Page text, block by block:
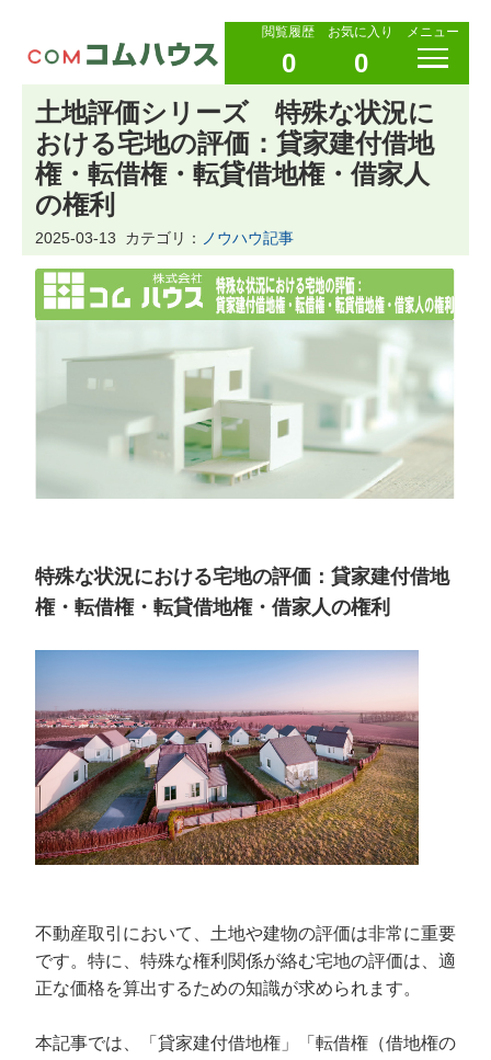
閲覧履歴
0
お気に入り
0
メニュー
土地評価シリーズ 特殊な状況に
おける宅地の評価：貸家建付借地
権・転借権・転貸借地権・借家人
の権利
2025-03-13 カテゴリ： ノウハウ記事
特殊な状況における宅地の評価：貸家建付借地
権・転借権・転貸借地権・借家人の権利
不動産取引において、土地や建物の評価は非常に重要
です。特に、特殊な権利関係が絡む宅地の評価は、適
正な価格を算出するための知識が求められます。
本記事では、「貸家建付借地権」「転借権（借地権の